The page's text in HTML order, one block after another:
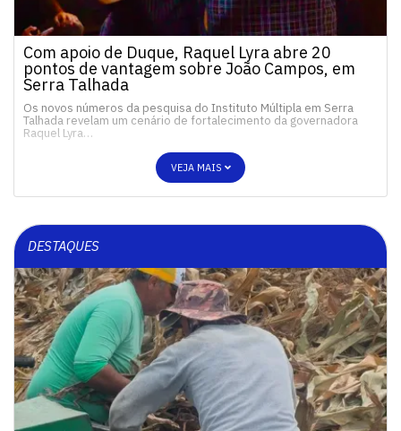
Com apoio de Duque, Raquel Lyra abre 20
pontos de vantagem sobre João Campos, em
Serra Talhada
Os novos números da pesquisa do Instituto Múltipla em Serra
Talhada revelam um cenário de fortalecimento da governadora
Raquel Lyra…
VEJA MAIS
DESTAQUES